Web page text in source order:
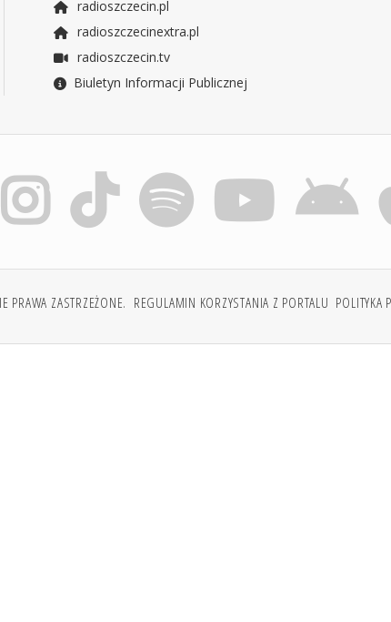
radioszczecin.pl
radioszczecinextra.pl
radioszczecin.tv
Biuletyn Informacji Publicznej
ZASTRZEŻONE. REGULAMIN KORZYSTANIA Z PORTALU POLITYKA